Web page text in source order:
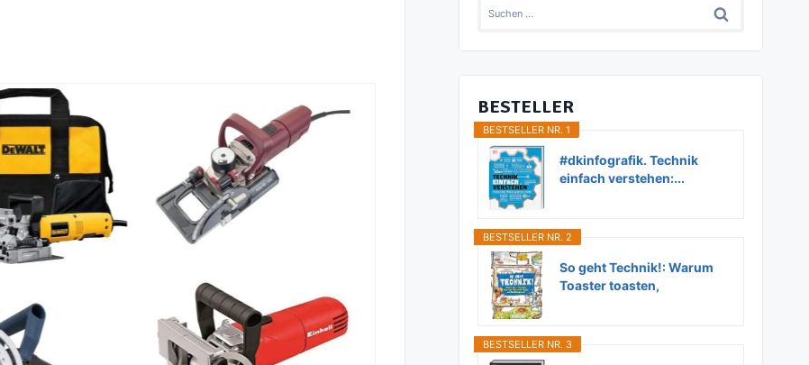
Suchen
BESTELLER
BESTSELLER NR. 1
#dkinfografik. Technik
einfach verstehen:...
BESTSELLER NR. 2
So geht Technik!: Warum
Toaster toasten,
BESTSELLER NR. 3